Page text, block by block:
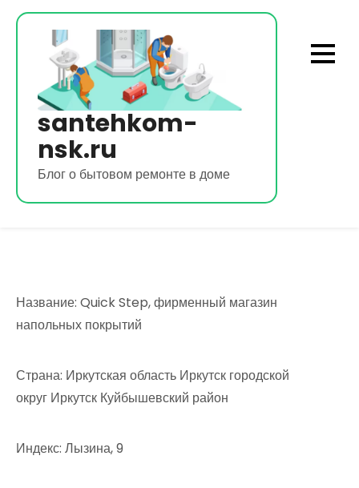
Перейти
содержимому
santehkom-
nsk.ru
Блог о бытовом ремонте в доме
Название: Quick Step, фирменный магазин
напольных покрытий
Страна: Иркутская область Иркутск городской
округ Иркутск Куйбышевский район
Индекс: Лызина, 9